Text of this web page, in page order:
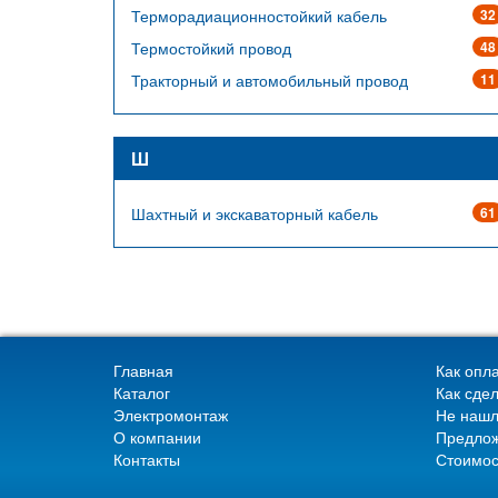
32
Терморадиационностойкий кабель
48
Термостойкий провод
11
Тракторный и автомобильный провод
Ш
61
Шахтный и экскаваторный кабель
Главная
Каталог
Электромонтаж
О компании
Контакты
Как
Как
Не